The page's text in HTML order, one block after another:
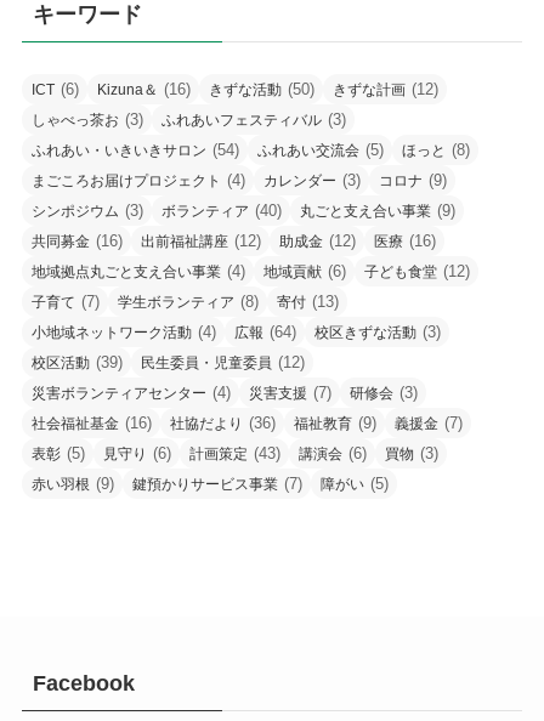
キーワード
ICT (6) Kizuna＆ (16) きずな活動 (50) きずな計画 (12)
しゃべっ茶お (3) ふれあいフェスティバル (3)
ふれあい・いきいきサロン (54) ふれあい交流会 (5) ほっと (8)
まごころお届けプロジェクト (4) カレンダー (3) コロナ (9)
シンポジウム (3) ボランティア (40) 丸ごと支え合い事業 (9)
共同募金 (16) 出前福祉講座 (12) 助成金 (12) 医療 (16)
地域拠点丸ごと支え合い事業 (4) 地域貢献 (6) 子ども食堂 (12)
子育て (7) 学生ボランティア (8) 寄付 (13)
小地域ネットワーク活動 (4) 広報 (64) 校区きずな活動 (3)
校区活動 (39) 民生委員・児童委員 (12)
災害ボランティアセンター (4) 災害支援 (7) 研修会 (3)
社会福祉基金 (16) 社協だより (36) 福祉教育 (9) 義援金 (7)
表彰 (5) 見守り (6) 計画策定 (43) 講演会 (6) 買物 (3)
赤い羽根 (9) 鍵預かりサービス事業 (7) 障がい (5)
Facebook